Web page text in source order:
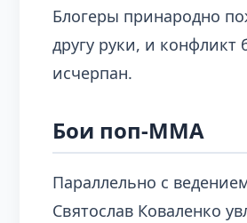
Блогеры принародно
другу руки, и конфликт
исчерпан.
Бои поп-ММА
Параллельно с
Святослав Коваленко